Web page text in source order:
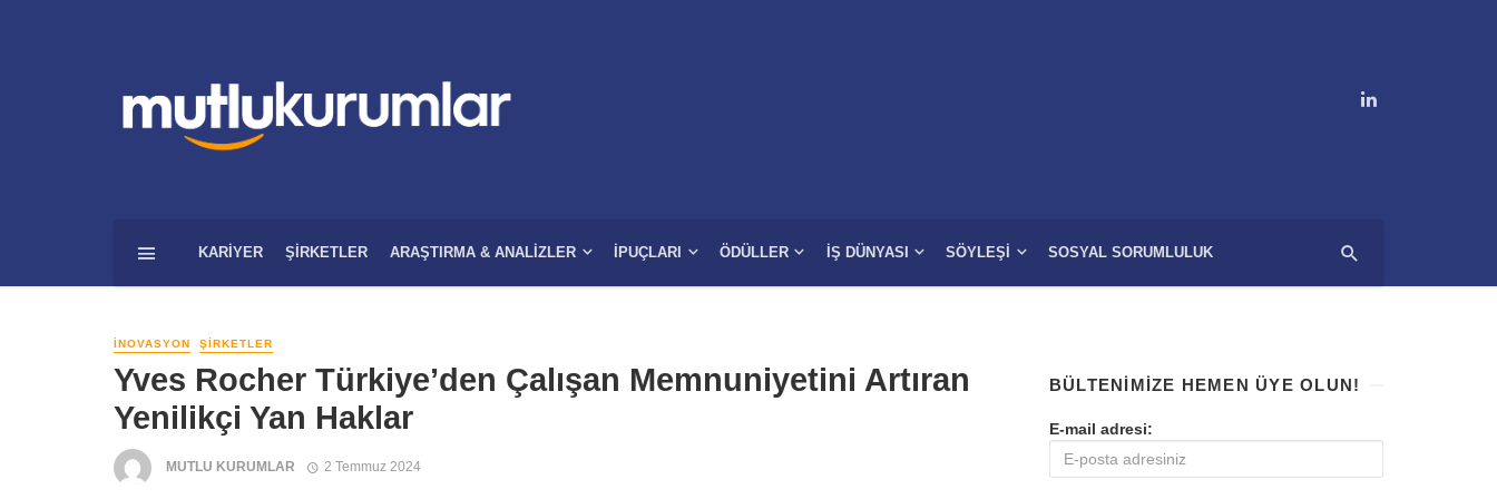
KARIYER ŞIRKETLER ARAŞTIRMA & ANALIZLER İPUÇLARI ÖDÜLLER İŞ DÜNYASI SÖYLEŞI SOSYAL SORUMLULUK
İNOVASYON ŞIRKETLER
Yves Rocher Türkiye’den Çalışan Memnuniyetini Artıran
Yenilikçi Yan Haklar
MUTLU KURUMLAR 2 Temmuz 2024
BÜLTENIMIZE HEMEN ÜYE OLUN!
E-mail adresi: